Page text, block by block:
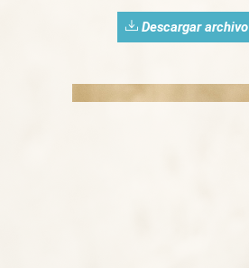
Descargar archivo